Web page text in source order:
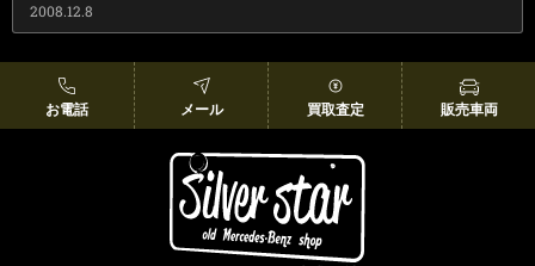
2008.12.8
お電話 メール 買取査定 販売車両